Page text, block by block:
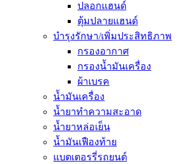
ปลอกแฮนด์
ตุ้มปลายแฮนด์
บำรุงรักษา/เพิ่มประสิทธิภาพ
กรองอากาศ
กรองน้ำมันเครื่อง
ผ้าเบรค
น้ำมันเครื่อง
น้ำยาทำความสะอาด
น้ำยาหล่อเย็น
น้ำมันเฟืองท้าย
แบตเตอรรี่รถยนต์